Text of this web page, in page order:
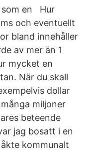
som en Hur
och eventuellt
bland innehåller
av mer än 1
mycket en
När du skall
dollar
miljoner
beteende
jag bosatt i en
kommunalt